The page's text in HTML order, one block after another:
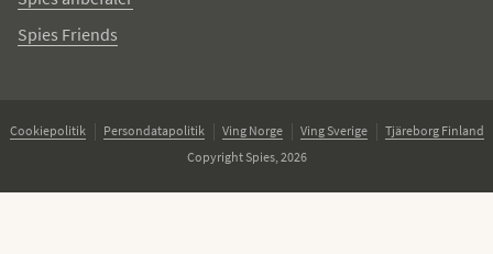
Spies Friends
Cookiepolitik Persondatapolitik Ving Norge Ving Sverige
Tjäreborg Finland
Copyright Spies, 2026